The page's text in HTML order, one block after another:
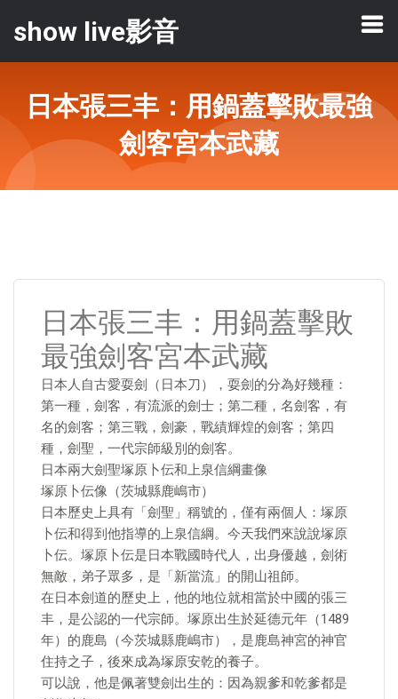
show live影音
日本張三丰：用鍋蓋擊敗最強
劍客宮本武藏
日本張三丰：用鍋蓋擊敗
最強劍客宮本武藏
日本人自古愛耍劍（日本刀），耍劍的分為好幾種：
第一種，劍客，有流派的劍士；第二種，名劍客，有
名的劍客；第三戰，劍豪，戰績輝煌的劍客；第四
種，劍聖，一代宗師級別的劍客。
日本兩大劍聖塚原卜伝和上泉信綱畫像
塚原卜伝像（茨城縣鹿嶋市）
日本歷史上具有「劍聖」稱號的，僅有兩個人：塚原
卜伝和得到他指導的上泉信綱。今天我們來說說塚原
卜伝。塚原卜伝是日本戰國時代人，出身優越，劍術
無敵，弟子眾多，是「新當流」的開山祖師。
在日本劍道的歷史上，他的地位就相當於中國的張三
丰，是公認的一代宗師。塚原出生於延德元年（1489
年）的鹿島（今茨城縣鹿嶋市），是鹿島神宮的神官
住持之子，後來成為塚原安乾的養子。
可以說，他是佩著雙劍出生的：因為親爹和乾爹都是